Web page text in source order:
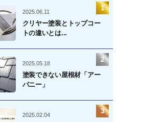
2025.06.11
クリヤー塗装とトップコー
トの違いとは...
2025.05.18
塗装できない屋根材「アー
バニー」
2025.02.04